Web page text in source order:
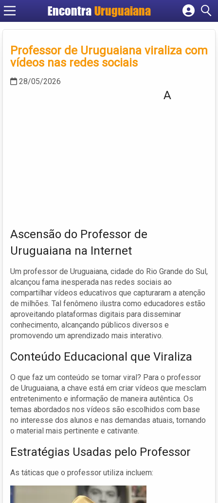
Encontra Uruguaiana
Cadastrar empresa
Criar conta
Professor de Uruguaiana viraliza com
vídeos nas redes sociais
28/05/2026
A
Ascensão do Professor de
Uruguaiana na Internet
Um professor de Uruguaiana, cidade do Rio Grande do Sul,
alcançou fama inesperada nas redes sociais ao
compartilhar vídeos educativos que capturaram a atenção
de milhões. Tal fenômeno ilustra como educadores estão
aproveitando plataformas digitais para disseminar
conhecimento, alcançando públicos diversos e
promovendo um aprendizado mais interativo.
Conteúdo Educacional que Viraliza
O que faz um conteúdo se tornar viral? Para o professor
de Uruguaiana, a chave está em criar vídeos que mesclam
entretenimento e informação de maneira autêntica. Os
temas abordados nos vídeos são escolhidos com base
no interesse dos alunos e nas demandas atuais, tornando
o material mais pertinente e cativante.
Estratégias Usadas pelo Professor
As táticas que o professor utiliza incluem: